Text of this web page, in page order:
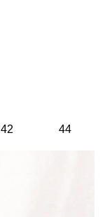
42
44